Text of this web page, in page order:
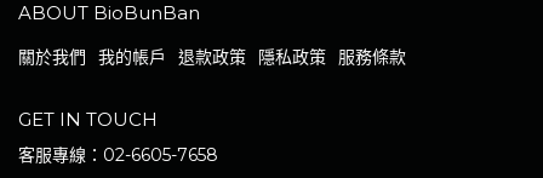
ABOUT BioBunBan
關於我們 我的帳戶 退款政策 隱私政策 服務條款
GET IN TOUCH
客服專線：02-6605-7658